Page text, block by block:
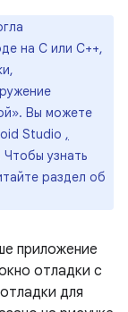
на C или C++,
Вы можете
Studio ,
Чтобы узнать
раздел об
приложение
отладки с
для